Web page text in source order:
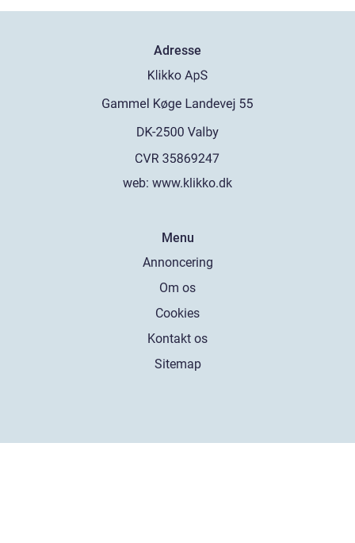
Adresse
web: www.klikko.dk
Menu
Annoncering
Om os
Cookies
Kontakt os
Sitemap